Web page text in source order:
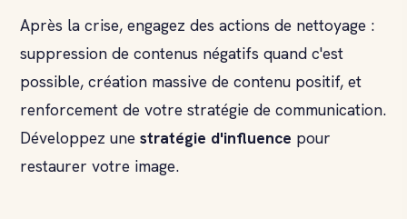
Après la crise, engagez des actions de nettoyage :
suppression de contenus négatifs quand c'est
possible, création massive de contenu positif, et
renforcement de votre stratégie de communication.
Développez une stratégie d'influence pour
restaurer votre image.